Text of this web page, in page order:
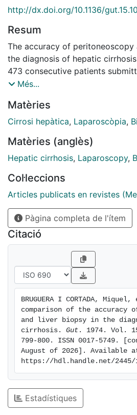
http://dx.doi.org/10.1136/
Resum
The accuracy of
the diagnosis of hepatic
473 consecutive patients
procedures. One hundred and
was 73% agreement between
`Apparent' false-negative results
incidence of false-negative
cirrhosis can be reduced by
Més...
Matèries
Cirrosi hepàtica, Laparoscòpia,
Matèries (anglès)
Hepatic cirrhosis, Laparoscopy,
Col·leccions
Articles publicats en revistes
Pàgina completa de l'ítem
Citació
BRUGUERA I CORTADA,
comparison of the accuracy
and liver biopsy in the
cirrhosis. Gut . 1974. Vol.
799-800. ISSN 0017-5749.
August of 2026]. Available
https://hdl.handle.net/2445/
Estadístiques